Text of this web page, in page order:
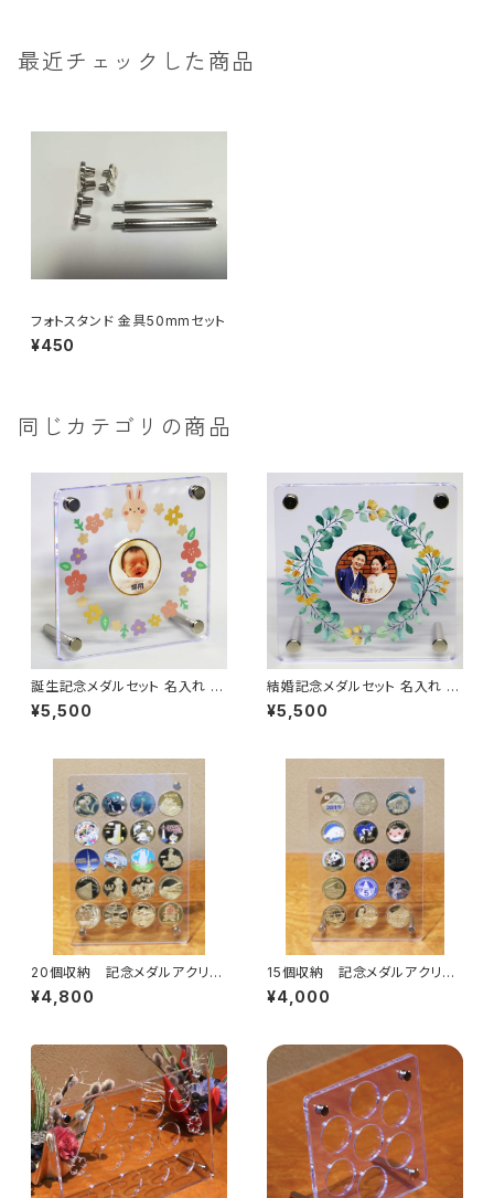
最近チェックした商品
フォトスタンド 金具50mmセット
¥450
同じカテゴリの商品
誕生記念メダルセット 名入れ 刻
印無料 赤ちゃん 出産祝い 食べ
初め お宮参り 記念メダル
¥5,500
結婚記念メダルセット 名入れ 刻
印無料 結婚式 結婚祝い 結婚周
年 記念メダル
¥5,500
20個収納 記念メダルアクリル
フレーム
¥4,800
15個収納 記念メダルアクリル
フレーム
¥4,000